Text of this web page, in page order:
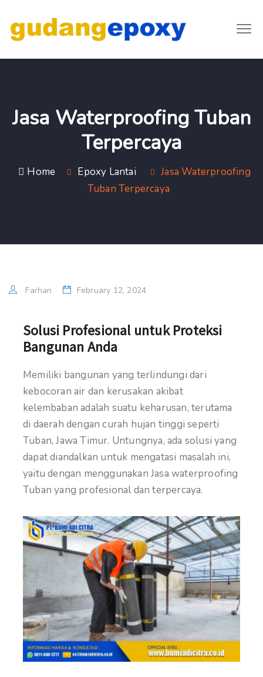
Jasa Waterproofing Tuban
Terpercaya
Home Epoxy Lantai
Jasa Waterproofing
Tuban Terpercaya
Farhan February 12, 2024
Solusi Profesional untuk Proteksi
Bangunan Anda
Memiliki bangunan yang terlindungi dari
kebocoran air dan kerusakan akibat
kelembaban adalah suatu keharusan, terutama
di daerah dengan curah hujan tinggi seperti
Tuban, Jawa Timur. Untungnya, ada solusi yang
dapat diandalkan untuk mengatasi masalah ini,
yaitu dengan menggunakan Jasa waterproofing
Tuban yang profesional dan terpercaya.